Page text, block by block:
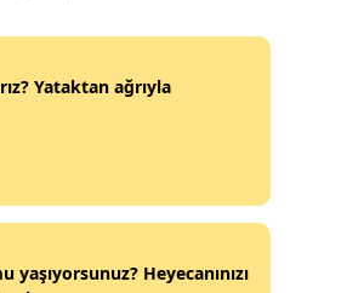
Karaman
Şırnak
Yataktan ağrıyla
Heyecanınızı